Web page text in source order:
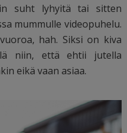
suht lyhyitä tai sitten
mummulle videopuhelu.
hah. Siksi on kiva
niin, että ehtii jutella
eikä vaan asiaa.